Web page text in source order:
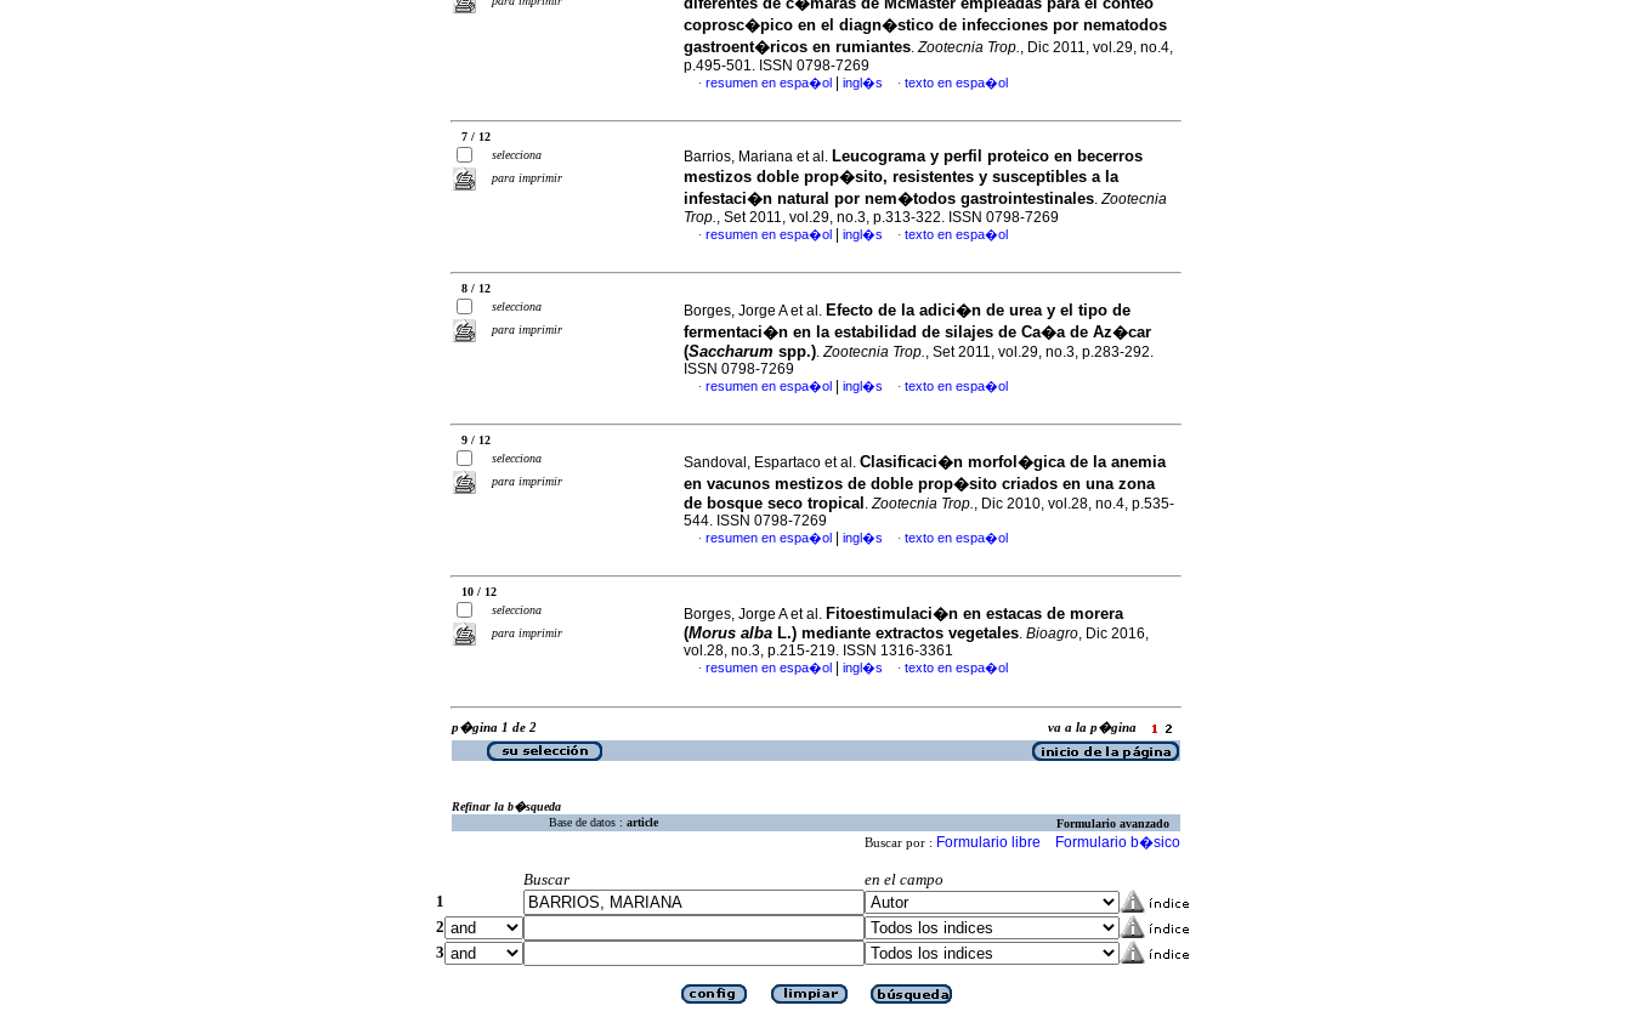
coprosc�pico en el diagn�stico de infecciones por nematodos
gastroent�ricos en rumiantes.Zootecnia Trop., Dic 2011, vol.29, no.4,
p.495-501. ISSN 0798-7269
· resumen en espa�ol ingl�s · texto en espa�ol
7 / 12
selecciona
para imprimir
Barrios, Mariana et al. Leucograma y perfil proteico en becerros
mestizos doble prop�sito, resistentes y susceptibles a la
infestaci�n natural por nem�todos gastrointestinales.Zootecnia
Trop., Set 2011, vol.29, no.3, p.313-322. ISSN 0798-7269
· resumen en espa�ol ingl�s · texto en espa�ol
8 / 12
selecciona
para imprimir
Borges, Jorge A et al. Efecto de la adici�n de urea y el tipo de
fermentaci�n en la estabilidad de silajes de Ca�a de Az�car
(Saccharum spp.).Zootecnia Trop., Set 2011, vol.29, no.3, p.283-292.
ISSN 0798-7269
· resumen en espa�ol ingl�s · texto en espa�ol
9 / 12
selecciona
para imprimir
Sandoval, Espartaco et al. Clasificaci�n morfol�gica de la anemia
en vacunos mestizos de doble prop�sito criados en una zona
de bosque seco tropical .Zootecnia Trop., Dic 2010, vol.28, no.4, p.535-
544. ISSN 0798-7269
· resumen en espa�ol ingl�s · texto en espa�ol
10 / 12
selecciona
para imprimir
Borges, Jorge A et al. Fitoestimulaci�n en estacas de morera
(Morus alba L.) mediante extractos vegetales. Bioagro, Dic 2016,
vol.28, no.3, p.215-219. ISSN 1316-3361
· resumen en espa�ol ingl�s · texto en espa�ol
p�gina 1 de 2 va a la p�gina
Refinar la b�squeda
Base de datos : article Formulario avanzado
Buscar por : Formulario libre Formulario b�sico
Buscar
en el campo
1
2
3